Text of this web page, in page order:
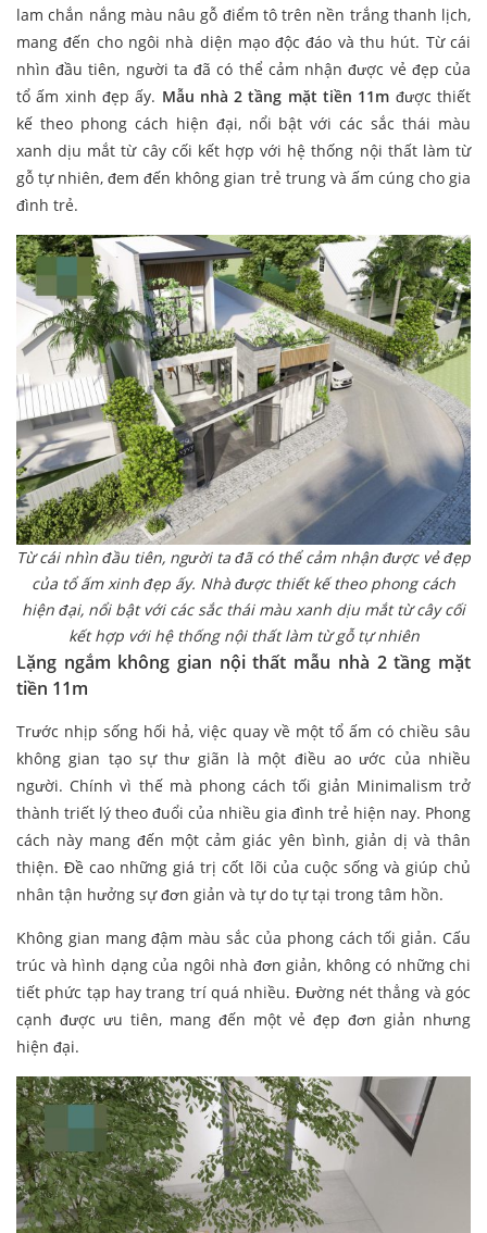
lam chắn nắng màu nâu gỗ điểm tô trên nền trắng thanh lịch,
mang đến cho ngôi nhà diện mạo độc đáo và thu hút. Từ cái
nhìn đầu tiên, người ta đã có thể cảm nhận được vẻ đẹp của
tổ ấm xinh đẹp ấy. Mẫu nhà 2 tầng mặt tiền 11m được thiết
kế theo phong cách hiện đại, nổi bật với các sắc thái màu
xanh dịu mắt từ cây cối kết hợp với hệ thống nội thất làm từ
gỗ tự nhiên, đem đến không gian trẻ trung và ấm cúng cho gia
đình trẻ.
Từ cái nhìn đầu tiên, người ta đã có thể cảm nhận được vẻ đẹp
của tổ ấm xinh đẹp ấy. Nhà được thiết kế theo phong cách
hiện đại, nổi bật với các sắc thái màu xanh dịu mắt từ cây cối
kết hợp với hệ thống nội thất làm từ gỗ tự nhiên
Lặng ngắm không gian nội thất mẫu nhà 2 tầng mặt
tiền 11m
Trước nhịp sống hối hả, việc quay về một tổ ấm có chiều sâu
không gian tạo sự thư giãn là một điều ao ước của nhiều
người. Chính vì thế mà phong cách tối giản Minimalism trở
thành triết lý theo đuổi của nhiều gia đình trẻ hiện nay. Phong
cách này mang đến một cảm giác yên bình, giản dị và thân
thiện. Đề cao những giá trị cốt lõi của cuộc sống và giúp chủ
nhân tận hưởng sự đơn giản và tự do tự tại trong tâm hồn.
Không gian mang đậm màu sắc của phong cách tối giản. Cấu
trúc và hình dạng của ngôi nhà đơn giản, không có những chi
tiết phức tạp hay trang trí quá nhiều. Đường nét thẳng và góc
cạnh được ưu tiên, mang đến một vẻ đẹp đơn giản nhưng
hiện đại.